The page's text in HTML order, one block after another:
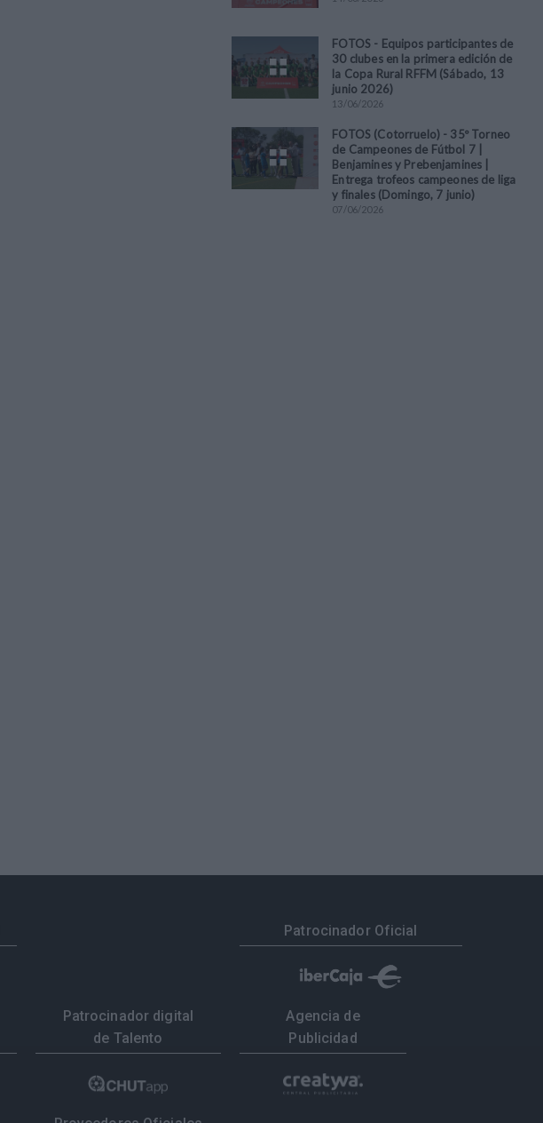
FOTOS - Equipos participantes de
30 clubes en la primera edición de
la Copa Rural RFFM (Sábado, 13
junio 2026)
13/06/2026
FOTOS (Cotorruelo) - 35º Torneo
de Campeones de Fútbol 7 |
Benjamines y Prebenjamines |
Entrega trofeos campeones de liga
y finales (Domingo, 7 junio)
07/06/2026
Patrocinador Oficial
Patrocinador digital
de Talento
Agencia de
Publicidad